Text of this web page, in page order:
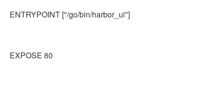
ENTRYPOINT ["/go/bin/harbor_ui"]
EXPOSE 80